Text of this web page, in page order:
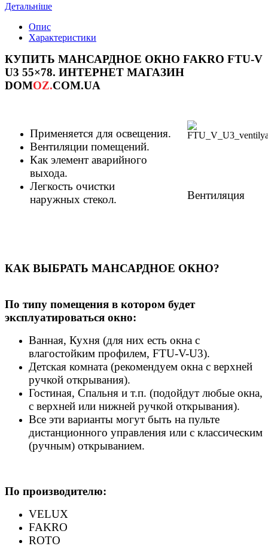
Детальніше
Опис
Характеристики
КУПИТЬ МАНСАРДНОЕ ОКНО FAKRO FTU-V
U3 55×78. ИНТЕРНЕТ МАГАЗИН
DOMOZ.COM.UA
Применяется для освещения.
Вентиляции помещений.
Как элемент аварийного
выхода.
Легкость очистки
наружных стекол.
Вентиляция
КАК ВЫБРАТЬ МАНСАРДНОЕ ОКНО?
По типу помещения в котором будет
эксплуатироваться окно:
Ванная, Кухня (для них есть окна с
влагостойким профилем, FTU-V-U3).
Детская комната (рекомендуем окна с верхней
ручкой открывания).
Гостиная, Спальня и т.п. (подойдут любые окна,
с верхней или нижней ручкой открывания).
Все эти варианты могут быть на пульте
дистанционного управления или с классическим
(ручным) открыванием.
По производителю:
VELUX
FAKRO
ROTO